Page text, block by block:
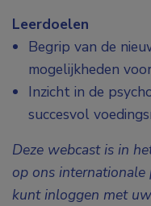
Leerdoelen
Begrip van de
mogelijkheden
Inzicht in de
succesvol
Deze webcast is in
op ons
kunt inloggen met